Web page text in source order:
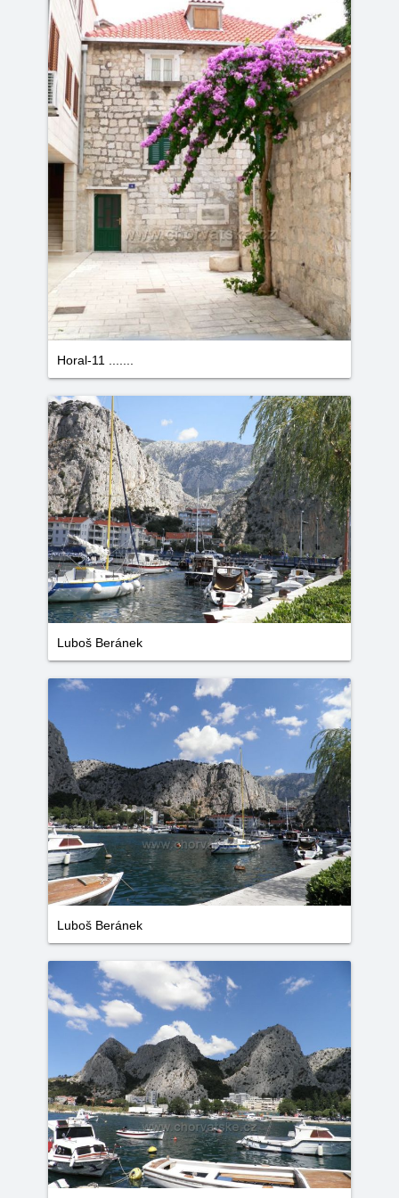
Horal-11 .......
Luboš Beránek
Luboš Beránek